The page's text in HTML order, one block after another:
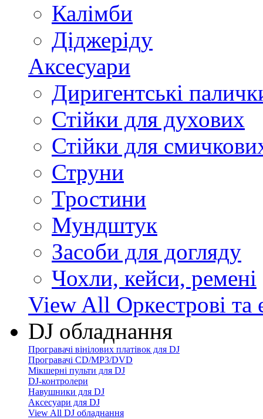
Калімби
Діджеріду
Аксесуари
Диригентські
Стійки для духових
Стійки для
Струни
Тростини
Мундштук
Засоби для догляду
Чохли, кейси, ремені
View All Оркестрові та
DJ обладнання
Програвачі вінілових платівок для DJ
Програвачі CD/MP3/DVD
Мікшерні пульти для DJ
DJ-контролери
Навушники для DJ
Аксесуари для DJ
View All DJ обладнання